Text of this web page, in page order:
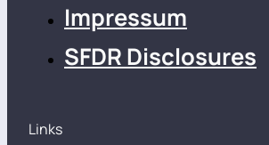
Impressum
SFDR Disclosures
Links